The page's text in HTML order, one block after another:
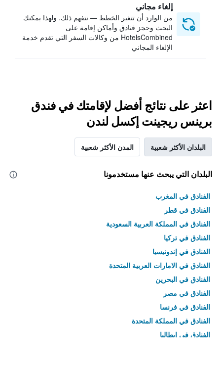
إلغاء مجاني
من الوارد أن تتغير الخطط — نتفهم ذلك. ولهذا يمكنك
البحث وحجز فنادق وأماكن إقامة على
HotelsCombined من وكالات السفر التي تقدم خدمة
الإلغاء المجاني
اعثر على نتائج أفضل لإقامتك في فندق
برينس ريجينت إكسل لندن
البلدان الأكثر شعبية المدن الأكثر شعبية
البلدان التي يبحث عنها مستخدمونا
الفنادق في المغرب
الفنادق في قطر
الفنادق في المملكة العربية السعودية
الفنادق في تركيا
الفنادق في إندونيسيا
الفنادق في الامارات العربية المتحدة
الفنادق في البحرين
الفنادق في مصر
الفنادق في فرنسا
الفنادق في المملكة المتحدة
الفنادق في إيطاليا